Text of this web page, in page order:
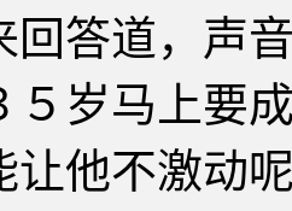
回答道，声
５岁马上要
让他不激动